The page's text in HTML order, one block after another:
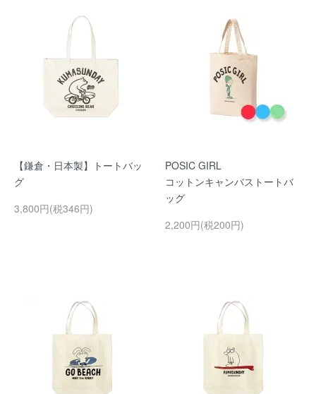
【鎌倉・日本製】トートバッ
グ
3,800円(税346円)
POSIC GIRL
コットンキャンバストートバ
ッグ
2,200円(税200円)